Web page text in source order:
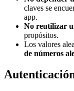
claves se
app.
No reutilizar
propósitos.
Los valores
de números